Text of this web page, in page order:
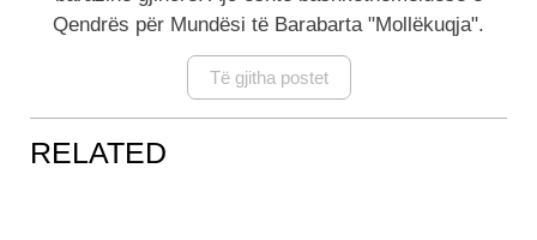
Qendrës për Mundësi të Barabarta "Mollëkuqja".
Të gjitha postet
RELATED